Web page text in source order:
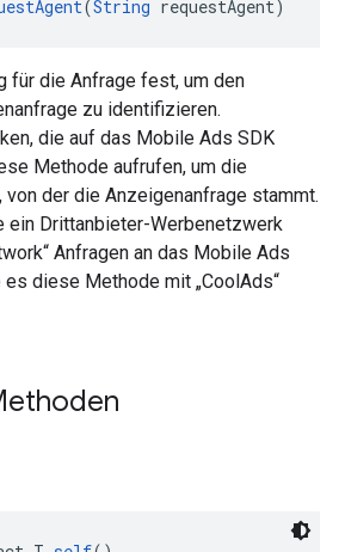
(String requestAgent)
für die Anfrage fest, um den
zu identifizieren.
die auf das Mobile Ads SDK
Methode aufrufen, um die
der die Anzeigenanfrage stammt.
Drittanbieter-Werbenetzwerk
Anfragen an das Mobile Ads
diese Methode mit „CoolAds“